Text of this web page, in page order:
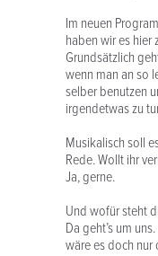
Im neuen
haben wir es hier
Grundsätzlich
wenn man an so
selber benutzen
irgendetwas zu
Musikalisch soll
Rede. Wollt ihr
Ja, gerne.
Und wofür steht
Da geht’s um
wäre es doch nur